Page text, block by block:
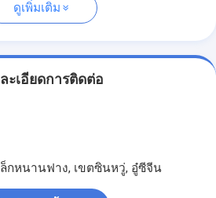
ดูเพิ่มเติม
ะเอียดการติดต่อ
กหนานฟาง, เขตซินหวู่, อู๋ซีจีน